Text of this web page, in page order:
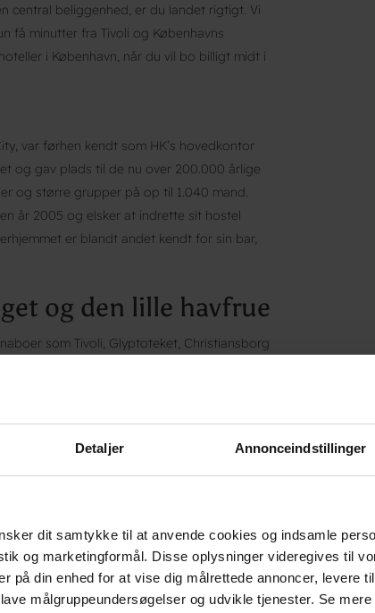
Detaljer Annonceindstillinger
dit samtykke til at anvende cookies og indsamle
og marketingformål. Disse oplysninger videregives til
på din enhed for at vise dig målrettede annoncer, levere
målgruppeundersøgelser og udvikle tjenester. Se
central beliggenhed, er du landet rigtigt. Vi
få minutter fra Tivoli og Københavns
i København, når du vil bo billigt midt i
var førhen kendt som HK’s hovedkontor
og gav plads til de nu over 200.000 årlige
og større grupper på op til 1.040 mand.
år 2005 og elsker at indrette sit hostel
er blandt andet kendt for sin bar,
og den lille havfrue
som Tivoli, Glyptoteket, Christiansborg
på bus, tog eller metro og opleve
Den Blå Planet, Nyhavn og
en af vandrehjemmets cykler og udforske
din tur inde i København, så ligger Danhostel
Lige på den anden side af Langebro ligger
for alle, der elsker kombinationen af